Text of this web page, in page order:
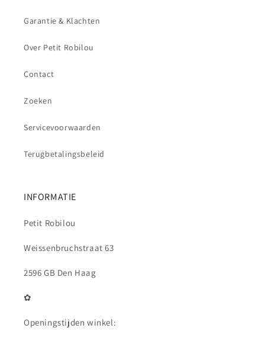
Garantie & Klachten
Over Petit Robilou
Contact
Zoeken
Servicevoorwaarden
Terugbetalingsbeleid
INFORMATIE
Petit Robilou
Weissenbruchstraat 63
2596 GB Den Haag
✿
Openingstijden winkel: